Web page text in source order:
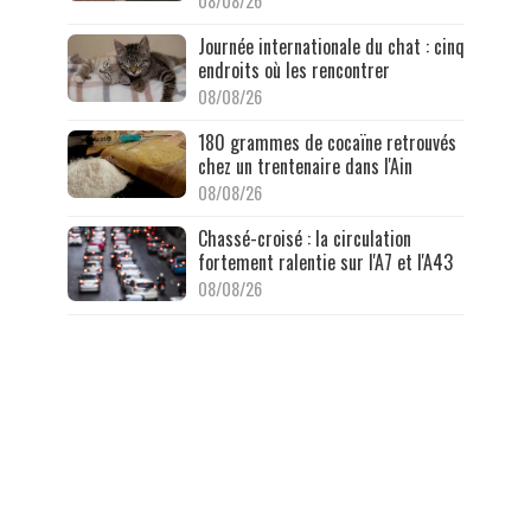
Journée internationale du chat : cinq
endroits où les rencontrer
08/08/26
180 grammes de cocaïne retrouvés
chez un trentenaire dans l'Ain
08/08/26
Chassé-croisé : la circulation
fortement ralentie sur l'A7 et l'A43
08/08/26